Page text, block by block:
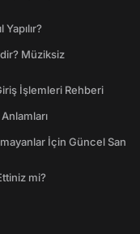
Müziksiz
İşlemleri Rehberi
İçin Güncel San
mi?